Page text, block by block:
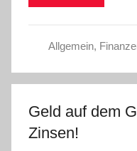
Allgemein,
Geld auf dem
Zinsen!